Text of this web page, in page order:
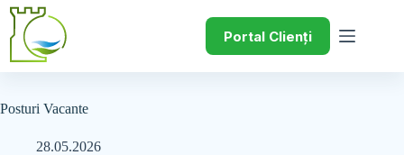
Portal Clienți
Posturi Vacante
28.05.2026